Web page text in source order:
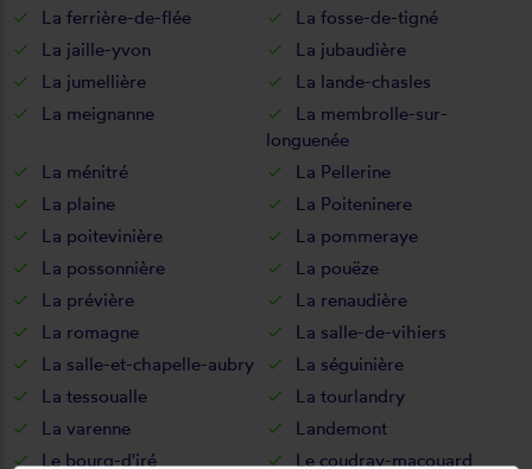
La ferrière-de-flée
La fosse-de-tigné
La jaille-yvon
La jubaudière
La jumellière
La lande-chasles
La meignanne
La membrolle-sur-
longuenée
La ménitré
La Pellerine
La plaine
La Poiteninere
La poitevinière
La pommeraye
La possonnière
La pouëze
La prévière
La renaudière
La romagne
La salle-de-vihiers
La salle-et-chapelle-aubry
La séguinière
La tessoualle
La tourlandry
La varenne
Landemont
Le bourg-d'iré
Le coudray-macouard